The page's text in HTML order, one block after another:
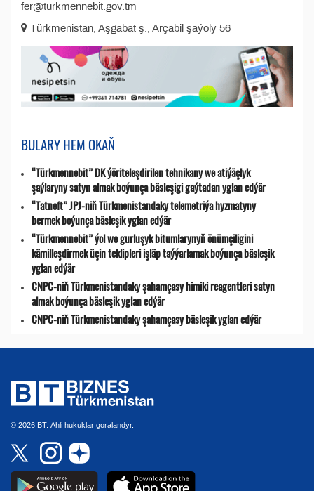
fer@turkmennebit.gov.tm
Türkmenistan, Aşgabat ş., Arçabil şaýoly 56
BULARY HEM OKAŇ
“Türkmennebit” DK ýöriteleşdirilen tehnikany we atiýäçlyk
şaýlaryny satyn almak boýunça bäsleşigi gaýtadan yglan edýär
“Tatneft” JPJ-niň Türkmenistandaky telemetriýa hyzmatyny
bermek boýunça bäsleşik yglan edýär
“Türkmennebit” ýol we gurluşyk bitumlarynyň önümçiligini
kämilleşdirmek üçin teklipleri işläp taýýarlamak boýunça bäsleşik
yglan edýär
CNPC-niň Türkmenistandaky şahamçasy himiki reagentleri satyn
almak boýunça bäsleşik yglan edýär
CNPC-niň Türkmenistandaky şahamçasy bäsleşik yglan edýär
© 2026 BT. Ähli hukuklar goralandyr.